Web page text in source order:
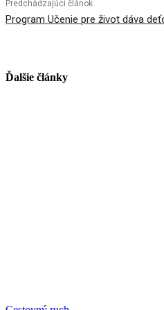
Predchádzajúci článok
Program Učenie pre život dáva
Ďalšie články